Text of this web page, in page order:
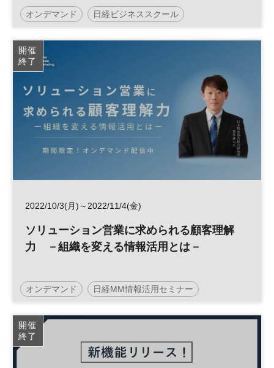
オンデマンド 日経ビジネススクール
開催
終了
2022/10/3(月)～2022/11/4(金)
ソリューション営業に求められる顧客理解
力 －組織を変える情報活用とは－
オンデマンド 日経MM情報活用セミナー
ソリューション
マーケティング
開催
終了